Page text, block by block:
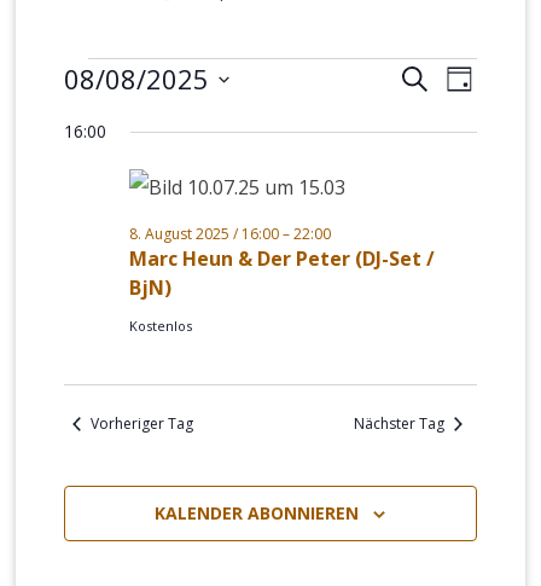
Veranstaltungen
8.
August
SUCHE
TAG
08/08/2025
16:00
Marc Heun & Der Peter (DJ-Set /
BjN)
8. August 2025 / 16:00–22:00
Kostenlos
Vorheriger Tag Nächster Tag
KALENDER ABONNIEREN